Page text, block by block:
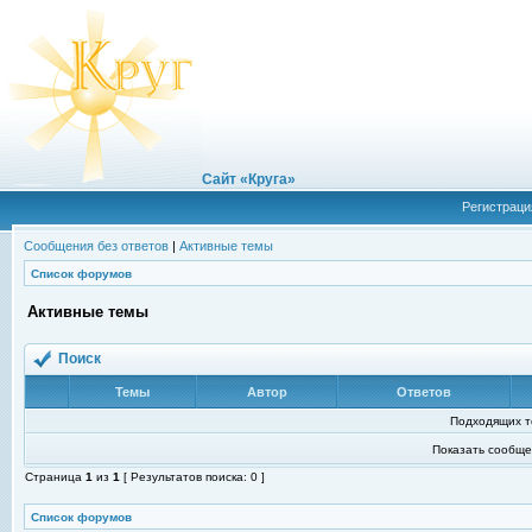
Сайт «Круга»
Сообщения без ответов | Активные темы
Список форумов
Активные темы
Поиск
Темы Автор Ответов
Подходящих
Показать
Страница 1 из 1 [ Результатов поиска: 0 ]
Список форумов